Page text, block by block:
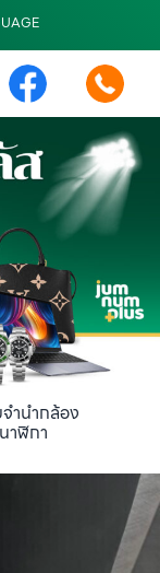
ำนำกล้อง
าฬิกา